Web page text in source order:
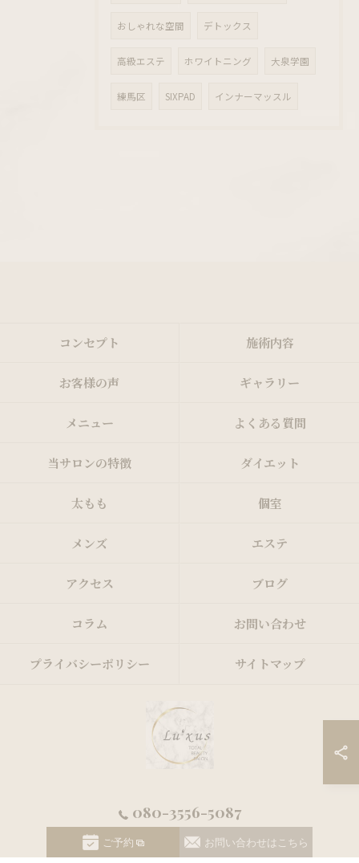
おしゃれな空間 デトックス
高級エステ ホワイトニング 大泉学園
練馬区 SIXPAD インナーマッスル
080-3556-5087
ご予約 お問い合わせはこちら
コンセプト 施術内容
お客様の声 ギャラリー
メニュー よくある質問
当サロンの特徴 ダイエット
太もも 個室
メンズ エステ
アクセス ブログ
コラム お問い合わせ
プライバシーポリシー サイトマップ
© 2026 東京都練馬区大泉学園ならLu’xus 大泉学園店 ALL RIGHTS RESERVED.